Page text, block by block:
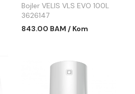
Bojler VELIS VLS EVO 100L
3626147
843.00 BAM / Kom